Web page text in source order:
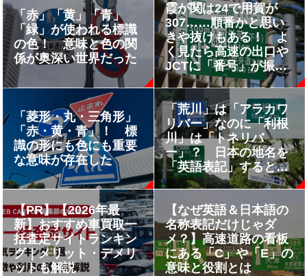
「赤」「黄」「青」
「緑」が使われる標識
の色！ 意味と色の関
係が奥深い世界だった
霞が関は24で用賀が
307……順番かと思い
きや抜けもある！ よ
く見たら高速の出口や
JCTに「番号」が振ら
れてるけど一体何のた
め？
「菱形・丸・三角形」
「赤・黄・青」！ 標
識の形にも色にも重要
な意味が存在した
「荒川」は「アラカワ
リバー」なのに「利根
川」は「トネリバ
ー」？ 日本の地名を
「英語表記」するとき
の謎
【PR】【2026年最
新】おすすめ車買取一
括査定サイトランキン
グ｜メリット・デメリ
ットも解説
【なぜ英語＆日本語の
名称表記だけじゃダ
メ？】高速道路の看板
にある「C」や「E」の
意味と役割とは